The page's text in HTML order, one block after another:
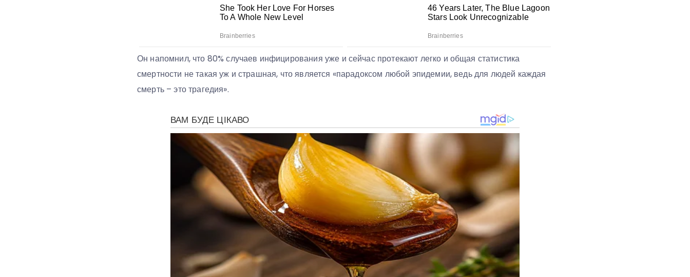
Он напомнил, что 80% случаев инфицирования уже и сейчас протекают легко и общая статистика
смертности не такая уж и страшная, что является «парадоксом любой эпидемии, ведь для людей каждая
смерть – это трагедия».